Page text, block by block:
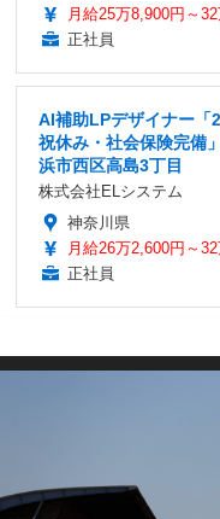
月給25万8,900円～32
正社員
AI補助LPデザイナー「
祝休み・社会保険完備
浜市西区高島3丁目
株式会社ELシステム
神奈川県
月給26万2,600円～32
正社員